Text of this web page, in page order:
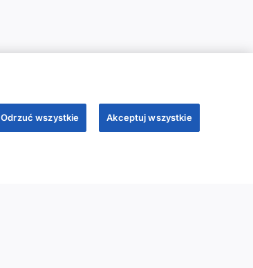
Odrzuć wszystkie Akceptuj wszystkie